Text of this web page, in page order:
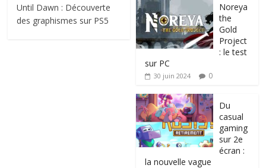
Until Dawn : Découverte
des graphismes sur PS5
Noreya
the
Gold
Project
: le test
sur PC
30 juin 2024 0
Du
casual
gaming
sur 2e
écran :
la nouvelle vague